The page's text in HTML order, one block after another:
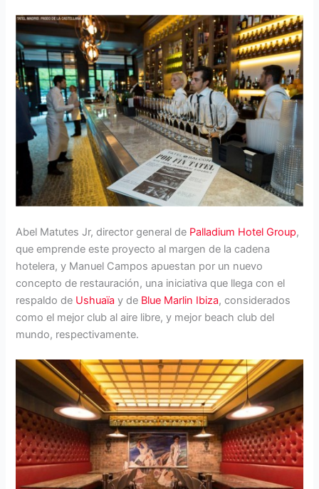
Abel Matutes Jr, director general de Palladium Hotel Group,
que emprende este proyecto al margen de la cadena
hotelera, y Manuel Campos apuestan por un nuevo
concepto de restauración, una iniciativa que llega con el
respaldo de Ushuaïa y de Blue Marlin Ibiza, considerados
como el mejor club al aire libre, y mejor beach club del
mundo, respectivamente.